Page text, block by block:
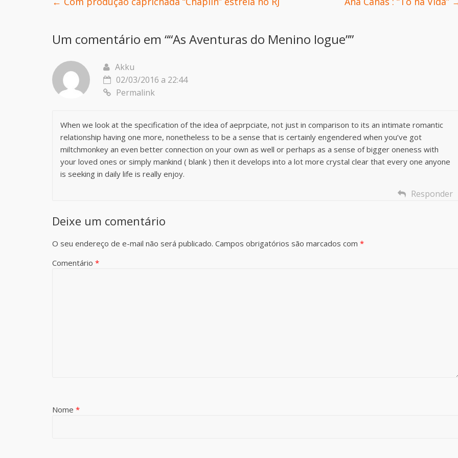
Um comentário em ““As Aventuras do Menino Iogue””
Akku
02/03/2016 a 22:44
Permalink
When we look at the specification of the idea of aeprpciate, not just in comparison to its an intimate romantic
relationship having one more, nonetheless to be a sense that is certainly engendered when you’ve got
miltchmonkey an even better connection on your own as well or perhaps as a sense of bigger oneness with
your loved ones or simply mankind ( blank ) then it develops into a lot more crystal clear that every one anyone
is seeking in daily life is really enjoy.
Responder
Deixe um comentário
O seu endereço de e-mail não será publicado. Campos obrigatórios são marcados com *
Comentário *
Nome *